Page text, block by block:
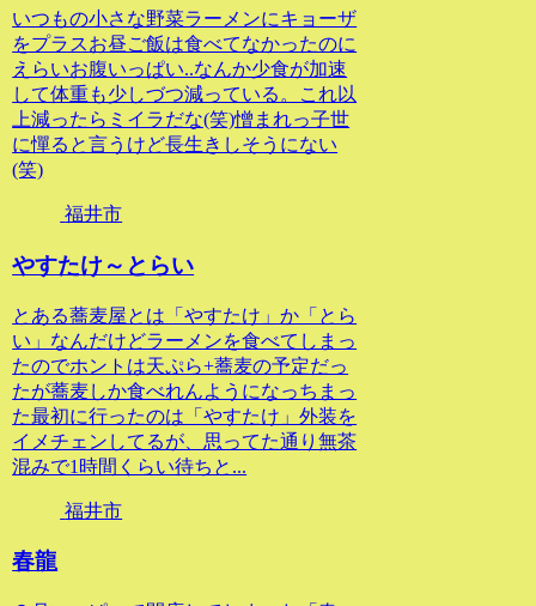
いつもの小さな野菜ラーメンにキョーザ
をプラスお昼ご飯は食べてなかったのに
えらいお腹いっぱい..なんか少食が加速
して体重も少しづつ減っている。これ以
上減ったらミイラだな(笑)憎まれっ子世
に憚ると言うけど長生きしそうにない
(笑)
福井市
やすたけ～とらい
とある蕎麦屋とは「やすたけ」か「とら
い」なんだけどラーメンを食べてしまっ
たのでホントは天ぷら+蕎麦の予定だっ
たが蕎麦しか食べれんようになっちまっ
た最初に行ったのは「やすたけ」外装を
イメチェンしてるが、思ってた通り無茶
混みで1時間くらい待ちと...
福井市
春龍